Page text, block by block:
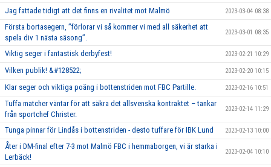
Jag fattade tidigt att det finns en rivalitet mot Malmö 2023-03-04 08:38
Första bortasegern, ’’förlorar vi så kommer vi med all säkerhet att
spela div 1 nästa säsong’’.
2023-03-01 08:35
Viktig seger i fantastisk derbyfest! 2023-02-21 10:29
Vilken publik! &#128522; 2023-02-20 10:15
Klar seger och viktiga poäng i bottenstriden mot FBC Partille. 2023-02-16 10:51
Tuffa matcher väntar för att säkra det allsvenska kontraktet – tankar
från sportchef Christer.
2023-02-14 11:29
Tunga pinnar för Lindås i bottenstriden - desto tuffare för IBK Lund 2023-02-13 10:00
Åter i DM-final efter 7-3 mot Malmö FBC i hemmaborgen, vi är starka i
Lerbäck!
2023-02-04 10:10